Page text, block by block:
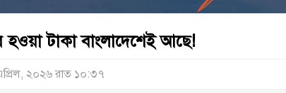
হওয়া টাকা বাংলাদেশেই আছে!
২০২৬ রাত ১০:৩৭